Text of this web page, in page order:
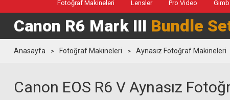
Fotoğraf Makineleri Lensler Pro Video
Canon R6 Mark III Bundle
Anasayfa Fotoğraf Makineleri Aynasız Fotoğraf Makineleri
Canon EOS R6 V Aynasız